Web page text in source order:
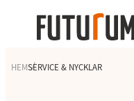
HEMSERVICE & NYCKLAR